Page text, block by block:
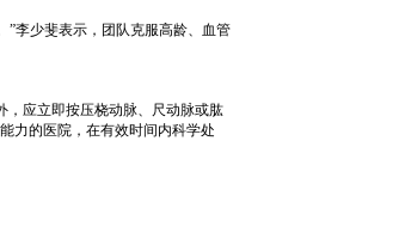
”李少斐表示，团队克服高龄、血管
，应立即按压桡动脉、尺动脉或肱
力的医院，在有效时间内科学处